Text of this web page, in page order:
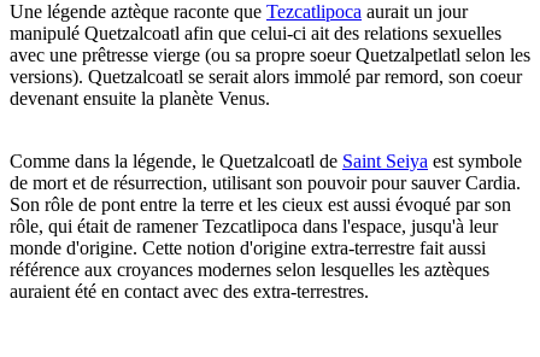
Une légende aztèque raconte que Tezcatlipoca aurait un jour
manipulé Quetzalcoatl afin que celui-ci ait des relations sexuelles
avec une prêtresse vierge (ou sa propre soeur Quetzalpetlatl selon les
versions). Quetzalcoatl se serait alors immolé par remord, son coeur
devenant ensuite la planète Venus.
Comme dans la légende, le Quetzalcoatl de Saint Seiya est symbole
de mort et de résurrection, utilisant son pouvoir pour sauver Cardia.
Son rôle de pont entre la terre et les cieux est aussi évoqué par son
rôle, qui était de ramener Tezcatlipoca dans l'espace, jusqu'à leur
monde d'origine. Cette notion d'origine extra-terrestre fait aussi
référence aux croyances modernes selon lesquelles les aztèques
auraient été en contact avec des extra-terrestres.